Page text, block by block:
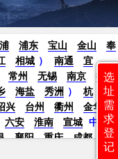
浦东 宝山 金山
奉
相城 ） 南通
宜
常州 无锡 南京
徐
海盐 秀洲 ）
杭
兴 台州 衢州
金华
六安 淮南 宣城 中
襄阳 重庆 成都
德
固
选
址
需
求
登
记